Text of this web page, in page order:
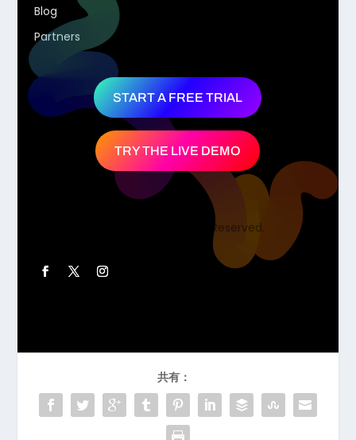
Blog
Partners
START A FREE TRIAL
TRY THE LIVE DEMO
Copyright © 2026 Divi. All Rights Reserved.
共有：